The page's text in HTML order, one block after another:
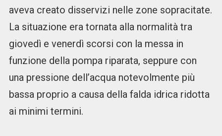
aveva creato disservizi nelle zone sopracitate.
La situazione era tornata alla normalità tra
giovedì e venerdì scorsi con la messa in
funzione della pompa riparata, seppure con
una pressione dell’acqua notevolmente più
bassa proprio a causa della falda idrica ridotta
ai minimi termini.